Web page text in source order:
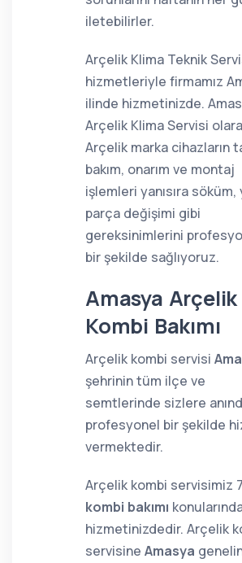
iletebilirler.
Arçelik Klima Teknik
hizmetleriyle firmamız
ilinde hizmetinizde.
Arçelik Klima Servisi
Arçelik marka cihazların
bakım, onarım ve montaj
işlemleri yanısıra
parça değişimi gibi
gereksinimlerini
bir şekilde sağlıyoruz.
Amasya Arçelik
Kombi Bakımı
Arçelik kombi servisi
şehrinin tüm ilçe ve
semtlerinde sizlere
profesyonel bir şekilde
vermektedir.
Arçelik kombi servisimiz
kombi bakımı
hizmetinizdedir. Arçelik
servisine Amasya